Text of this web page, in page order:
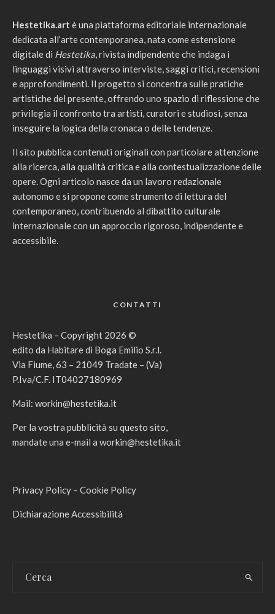
Hestetika.art è una piattaforma editoriale internazionale
dedicata all’arte contemporanea, nata come estensione
digitale di Hestetika, rivista indipendente che indaga i
linguaggi visivi attraverso interviste, saggi critici, recensioni
e approfondimenti. Il progetto si concentra sulle pratiche
artistiche del presente, offrendo uno spazio di riflessione che
privilegia il confronto tra artisti, curatori e studiosi, senza
inseguire la logica della cronaca o delle tendenze.
Il sito pubblica contenuti originali con particolare attenzione
alla ricerca, alla qualità critica e alla contestualizzazione delle
opere. Ogni articolo nasce da un lavoro redazionale
autonomo e si propone come strumento di lettura del
contemporaneo, contribuendo al dibattito culturale
internazionale con un approccio rigoroso, indipendente e
accessibile.
CONTATTI
Hestetika – Copyright 2026 ©
edito da Habitare di Boga Emilio S.r.l.
Via Fiume, 63 – 21049 Tradate – (Va)
P.Iva/C.F. IT04027180969
Mail: workin@hestetika.it
Per la vostra pubblicità su questo sito,
mandate una e-mail a workin@hestetika.it
Privacy Policy – Cookie Policy
Dichiarazione Accessibilità